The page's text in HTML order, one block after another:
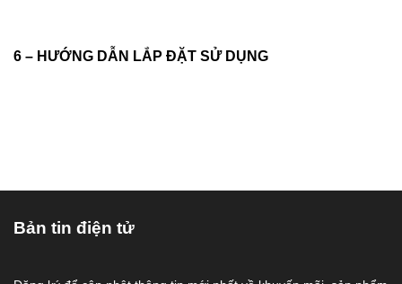
6 – HƯỚNG DẪN LẮP ĐẶT SỬ DỤNG
Bản tin điện tử